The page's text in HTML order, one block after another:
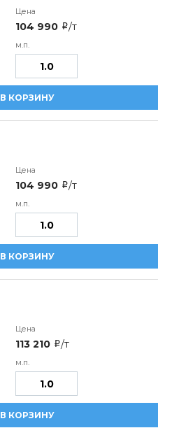
104 990 i/т
В КОРЗИНУ
104 990 i/т
В КОРЗИНУ
113 210 i/т
В КОРЗИНУ